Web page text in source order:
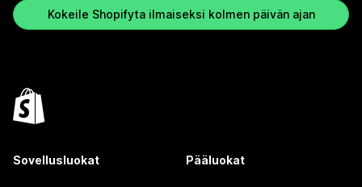
Kokeile Shopifyta ilmaiseksi kolmen päivän ajan
Sovellusluokat Pääluokat